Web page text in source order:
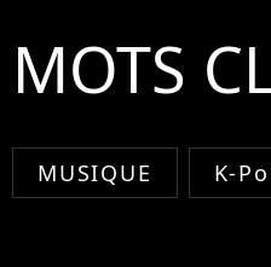
MOTS
MUSIQUE K-